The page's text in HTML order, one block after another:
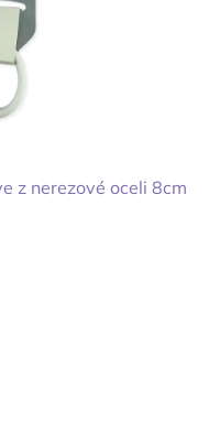
z nerezové oceli 8cm